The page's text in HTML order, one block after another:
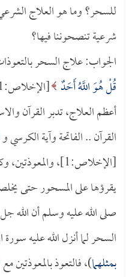
للسحر؟ وما هو العلاج
شرعية تنصحوننا فيها؟
الجواب: علاج السحر
قُلْ هُوَ اللَّهُ أَحَدٌ
أعظم العلاج، تدبر القرآن
القرآن .. الفاتحة وآية الكرسي و
[الإخلاص:1]،
يقرؤها على المسحور حتى
صلى الله عليه وسلم أن الله
السحر لما أنزل الله عليه
بمثلهما)، فالتعوذ بالمعوذتين مع